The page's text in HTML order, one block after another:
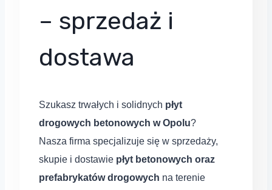
– sprzedaż i
dostawa
Szukasz trwałych i solidnych płyt
drogowych betonowych w Opolu?
Nasza firma specjalizuje się w sprzedaży,
skupie i dostawie płyt betonowych oraz
prefabrykatów drogowych na terenie